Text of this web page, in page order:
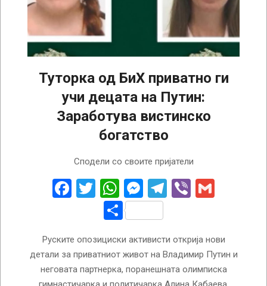
Туторка од БиХ приватно ги
учи децата на Путин:
Заработува вистинско
богатство
Сподели со своите пријатели
Facebook
Twitter
WhatsApp
Messenger
Telegram
Viber
Share
Руските опозициски активисти открија нови
детали за приватниот живот на Владимир Путин и
неговата партнерка, поранешната олимписка